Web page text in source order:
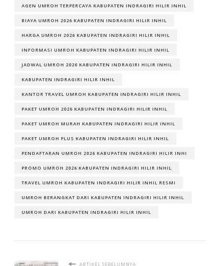
AGEN UMROH TERPERCAYA KABUPATEN INDRAGIRI HILIR INHIL
BIAYA UMROH 2026 KABUPATEN INDRAGIRI HILIR INHIL
HARGA UMROH 2026 KABUPATEN INDRAGIRI HILIR INHIL
INFORMASI UMROH KABUPATEN INDRAGIRI HILIR INHIL
JADWAL UMROH 2026 KABUPATEN INDRAGIRI HILIR INHIL
KABUPATEN INDRAGIRI HILIR INHIL
KANTOR TRAVEL UMROH KABUPATEN INDRAGIRI HILIR INHIL
PAKET UMROH 2026 KABUPATEN INDRAGIRI HILIR INHIL
PAKET UMROH MURAH KABUPATEN INDRAGIRI HILIR INHIL
PAKET UMROH PLUS KABUPATEN INDRAGIRI HILIR INHIL
PENDAFTARAN UMROH 2026 KABUPATEN INDRAGIRI HILIR INHI
PROMO UMROH 2026 KABUPATEN INDRAGIRI HILIR INHIL
TRAVEL UMROH KABUPATEN INDRAGIRI HILIR INHIL RESMI
UMROH BERANGKAT DARI KABUPATEN INDRAGIRI HILIR INHIL
UMROH DARI KABUPATEN INDRAGIRI HILIR INHIL
ARTIKEL SEBELUMNYA